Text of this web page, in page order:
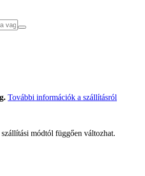
További információk a szállításról
módtól függően változhat.